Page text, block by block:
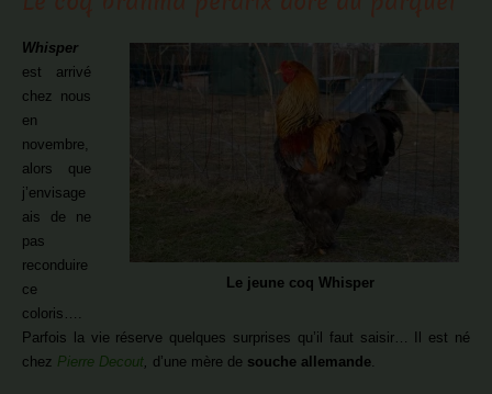
Le jeune coq Whisper
Whisper
est arrivé
chez nous
en
novembre,
alors que
j’envisage
ais de ne
pas
reconduire
ce
coloris….
Parfois la vie réserve quelques surprises qu’il faut saisir… Il est né
chez Pierre Decout d’une mère de souche allemande